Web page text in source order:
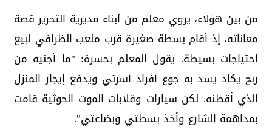
من بين هؤلاء، يروي معلم من أبناء مديرية التحرير قصة
معاناته، إذ أقام بسطة صغيرة قرب ملعب الظرافي لبيع
احتياجات بسيطة. يقول المعلم بحسرة: "ما أجنيه من
ربح يكاد يسد به جوع أفراد أسرتي ويدفع إيجار المنزل
الذي أقطنه. لكن سيارات وقلابات الموت الحوثية قامت
بمداهمة الشارع وأخذ بسطتي وبضاعتي".